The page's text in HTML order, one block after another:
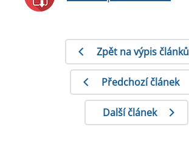
Zpět na výpis článků
Předchozí článek
Další článek